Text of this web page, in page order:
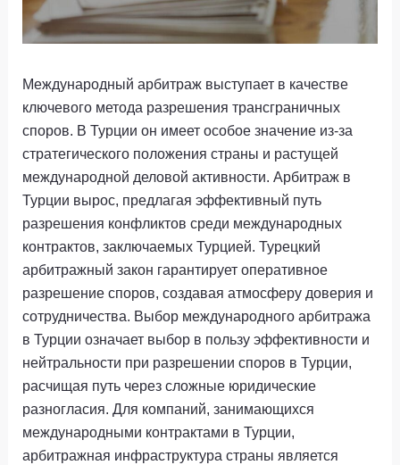
Международный арбитраж выступает в качестве
ключевого метода разрешения трансграничных
споров. В Турции он имеет особое значение из-за
стратегического положения страны и растущей
международной деловой активности. Арбитраж в
Турции вырос, предлагая эффективный путь
разрешения конфликтов среди международных
контрактов, заключаемых Турцией. Турецкий
арбитражный закон гарантирует оперативное
разрешение споров, создавая атмосферу доверия и
сотрудничества. Выбор международного арбитража
в Турции означает выбор в пользу эффективности и
нейтральности при разрешении споров в Турции,
расчищая путь через сложные юридические
разногласия. Для компаний, занимающихся
международными контрактами в Турции,
арбитражная инфраструктура страны является